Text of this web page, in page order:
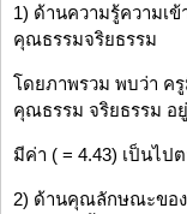
1) ด้านความรู้ความเ
คุณธรรมจริยธรรม
โดยภาพรวม พบว่า ค
คุณธรรม จริยธรรม อ
มีค่า ( = 4.43) เป็นไป
2) ด้านคุณลักษณะขอ